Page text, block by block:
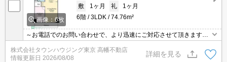
画像：6枚
敷
1ヶ月 礼
1ヶ月
6階
3LDK 74.76m²
～お電話でのお問い合わせで、より迅速にご対応させて頂きます～
地域密着タウンハウジングまで～
株式会社タウンハウジング東京 高幡不動店
情報更新日 2026/08/08
詳細を見る